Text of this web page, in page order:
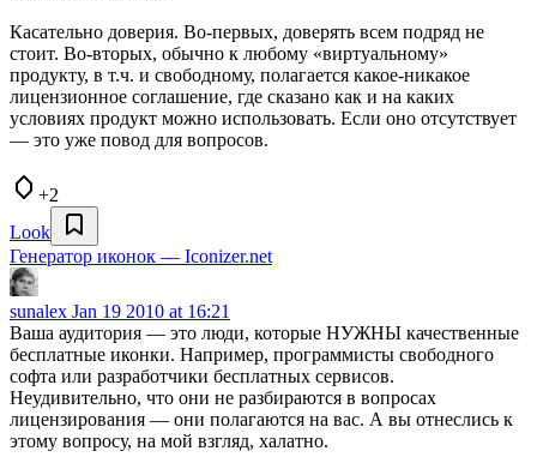
Касательно доверия. Во-первых, доверять всем подряд не
стоит. Во-вторых, обычно к любому «виртуальному»
продукту, в т.ч. и свободному, полагается какое-никакое
лицензионное соглашение, где сказано как и на каких
условиях продукт можно использовать. Если оно отсутствует
— это уже повод для вопросов.
+2
Look
Генератор иконок — Iconizer.net
sunalex Jan 19 2010 at 16:21
Ваша аудитория — это люди, которые НУЖНЫ качественные
бесплатные иконки. Например, программисты свободного
софта или разработчики бесплатных сервисов.
Неудивительно, что они не разбираются в вопросах
лицензирования — они полагаются на вас. А вы отнеслись к
этому вопросу, на мой взгляд, халатно.